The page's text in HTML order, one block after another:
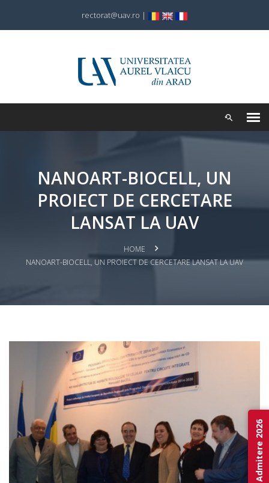
rectorat@uav.ro |
NANOART-BIOCELL, UN
PROIECT DE CERCETARE
LANSAT LA UAV
HOME
NANOART-BIOCELL, UN PROIECT DE CERCETARE LANSAT LA UAV
Admitere 2026